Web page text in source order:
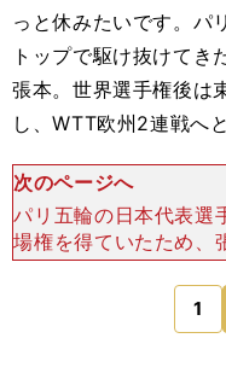
っと休みたいです。パ
トップで駆け抜けてき
張本。世界選手権後は
し、WTT欧州2連戦へ
次のページへ
パリ五輪の日本代表選
場権を得ていたため、
ベーションを維持し
月のアジア選手権アス
決勝
1